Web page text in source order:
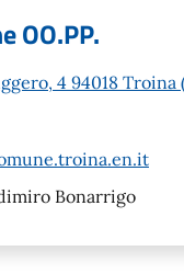
OO.PP.
4 94018 Troina
Bonarrigo